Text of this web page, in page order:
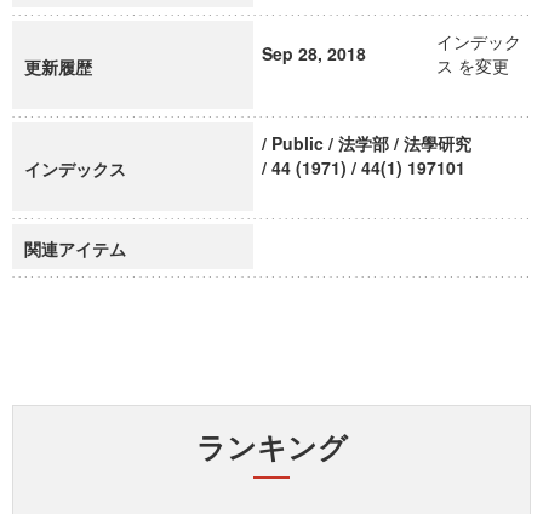
更新履歴
Sep 28, 2018
インデック
ス を変更
インデックス
/ Public / 法学部 / 法學研究
/ 44 (1971) / 44(1) 197101
関連アイテム
ランキング